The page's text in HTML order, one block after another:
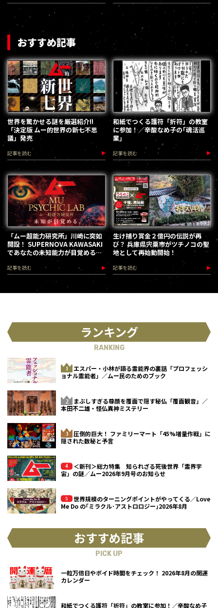
おすすめ記事
世界を驚かせる謎を厳選紹介!!
「決定版 ムー的世界の新七不思
議」発売
記事を読む
和紙でつくる護符「折符」の教室
に参加！／辛酸なめ子の｢魂活巡
業｣
記事を読む
「ムー超能力研究所」川崎に突如
開設！ SUPERNOVA KAWASAKI
であなたの未知能力が目覚める
（2026.8.18-28）
記事を読む
生け捕り賞金２億円の伝説が再
び？ 兵庫県宍粟市がツチノコの聖
地として再始動開始！
記事を読む
ランキング
RANKING
エスパー・小林が語る霊能界の裏話「プロフェッシ
ョナル霊能者」／ムー民のためのブック
まぶしすぎる尊顔を覆面で隠す秘仏「覆面観音」／
本田不二雄・怪仏異神ミステリー
圧倒的巨大！ ファミリーマート「45%増量作戦」に
隠された数秘と予言
＜新刊＞総力特集 知られざる死後世界「霊界宇
宙」の謎／ムー2026年9月号のお知らせ
世界規模のターニングポイントがやってくる／Love
Me Do の｢ミラクル･アストロロジー｣2026年8月
おすすめ記事
PICK UP
一粒万倍日やボイド時間をチェック！ 2026年8月の開運
カレンダー
和紙でつくる護符「折符」の教室に参加！／辛酸なめ子